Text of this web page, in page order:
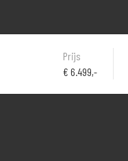
Prijs
€ 6.499,-